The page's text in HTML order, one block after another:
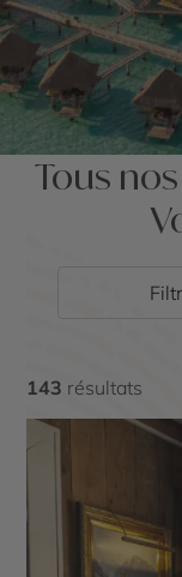
Tous
143 résultats